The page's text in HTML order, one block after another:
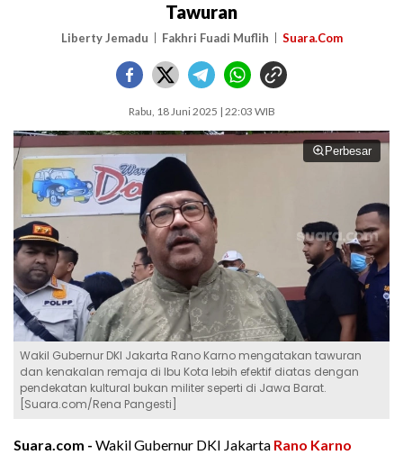
Tawuran
Liberty Jemadu Fakhri Fuadi Muflih Suara.Com
Rabu, 18 Juni 2025 | 22:03 WIB
Perbesar
Wakil Gubernur DKI Jakarta Rano Karno mengatakan tawuran
dan kenakalan remaja di Ibu Kota lebih efektif diatas dengan
pendekatan kultural bukan militer seperti di Jawa Barat.
[Suara.com/Rena Pangesti]
Suara.com - Wakil Gubernur DKI Jakarta Rano Karno